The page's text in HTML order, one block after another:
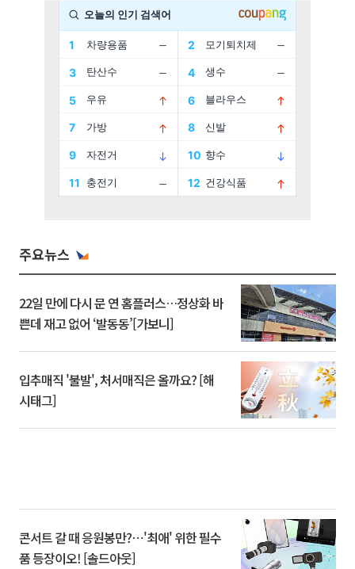
주요뉴스
22일 만에 다시 문 연 홈플러스…정상화 바
쁜데 재고 없어 ‘발동동’[가보니]
입추매직 '불발', 처서매직은 올까요? [해
시태그]
콘서트 갈 때 응원봉만?⋯'최애' 위한 필수
품 등장이오! [솔드아웃]